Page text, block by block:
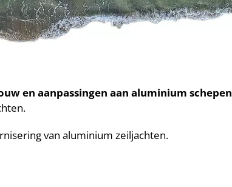
en aanpassingen aan aluminium schepen
van aluminium zeiljachten.